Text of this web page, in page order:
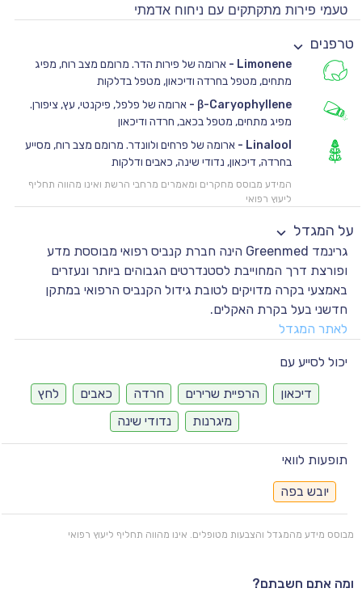
טעמי פירות מתקתקים עם ניחוח אדמתי
טרפנים
Limonene
-ארומה של פירות הדר. מרומם מצב רוח, מפיג
מתחים, מטפל בחרדה ודיכאון, מטפל בדלקות
β-Caryophyllene
-ארומה של פלפל, פיקנטי, עץ, ציפורן.
מפיג מתחים, מטפל בכאב, חרדה ודיכאון
Linalool
-ארומה של פרחים ולוונדר. מרומם מצב רוח, מסייע
בחרדה, דיכאון, נדודי שינה, כאבים ודלקות
המידע מבוסס מחקרים ומאמרים מרחבי הרשת ואינו מהווה תחליף
ליעוץ רפואי
על המגדל
גרינמד Greenmed הינה חברת קנביס רפואי מבוססת מדע
ופורצת דרך המחוייבת לסטנדרטים הגבוהים ביותר ונעזרים
באמצעי בקרה מדויקים לטובת גידול הקנביס הרפואי במתקן
חדשני בעל בקרת האקלים.
לאתר המגדל
יכול לסייע עם
דיכאון הרפיית שרירים חרדה כאבים
לחץ
מיגרנות
נדודי שינה
תופעות לוואי
יובש בפה
מבוסס מידע מהמגדל והצבעות מטופלים. אינו מהווה תחליף ליעוץ רפואי
ומה אתם חשבתם?